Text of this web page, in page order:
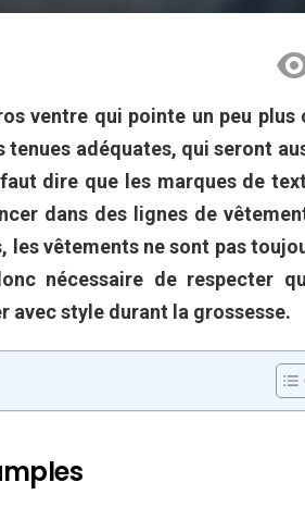
ventre qui pointe un peu plus
adéquates, qui seront
dire que les marques de
dans des lignes de
les vêtements ne sont pas
nécessaire de respecter
avec style durant la grossesse.